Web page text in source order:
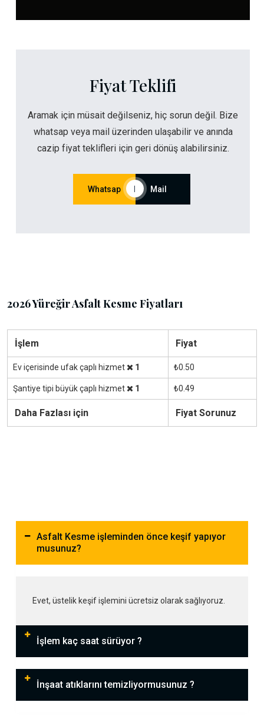
Fiyat Teklifi
Aramak için müsait değilseniz, hiç sorun değil. Bize
whatsap veya mail üzerinden ulaşabilir ve anında
cazip fiyat teklifleri için geri dönüş alabilirsiniz.
Whatsap Mail
2026 Yüreğir Asfalt Kesme Fiyatları
İşlem Fiyat
Ev içerisinde ufak çaplı hizmet 1 ₺0.50
Şantiye tipi büyük çaplı hizmet 1 ₺0.49
Daha Fazlası için Fiyat Sorunuz
Asfalt Kesme işleminden önce keşif yapıyor
musunuz?
Evet, üstelik keşif işlemini ücretsiz olarak sağlıyoruz.
İşlem kaç saat sürüyor ?
İnşaat atıklarını temizliyormusunuz ?